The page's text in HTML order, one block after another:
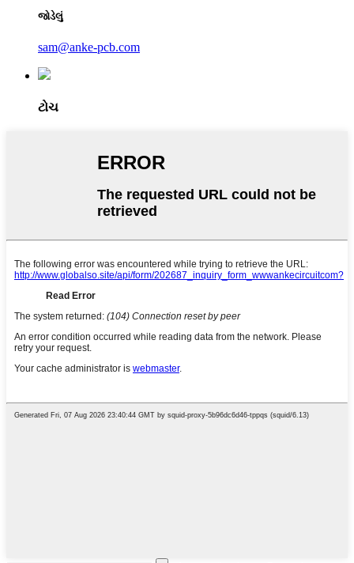
જોડેલું
sam@anke-pcb.com
ટોચ